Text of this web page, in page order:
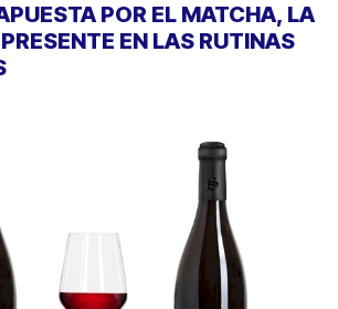
POR EL MATCHA, LA
EN LAS RUTINAS